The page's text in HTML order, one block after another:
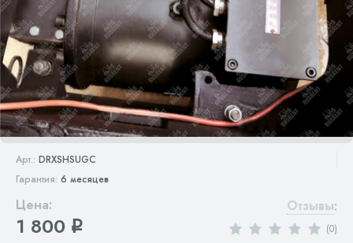
Арт.: DRXSHSUGC
Гарантия: 6 месяцев
Цена:
1 800 q
Отзывы:
(0)